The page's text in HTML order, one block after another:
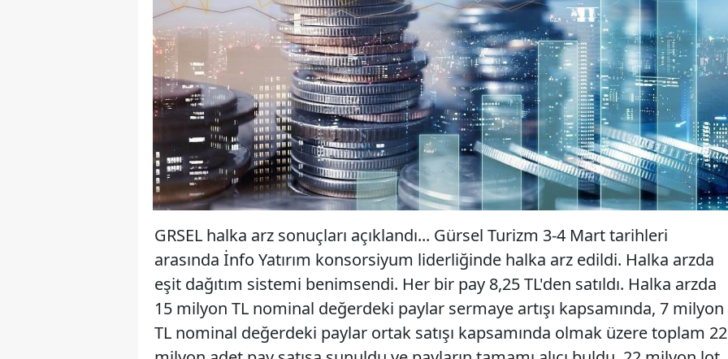
GRSEL halka arz sonuçları açıklandı... Gürsel Turizm 3-4 Mart tarihleri
arasında İnfo Yatırım konsorsiyum liderliğinde halka arz edildi. Halka arzda
eşit dağıtım sistemi benimsendi. Her bir pay 8,25 TL'den satıldı. Halka arzda
15 milyon TL nominal değerdeki paylar sermaye artışı kapsamında, 7 milyon
TL nominal değerdeki paylar ortak satışı kapsamında olmak üzere toplam 22